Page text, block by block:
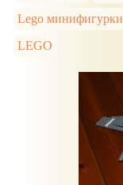
Lego минифигурки
LEGO